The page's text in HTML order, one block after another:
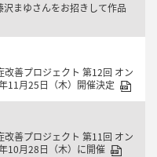
まゆさんをお招きして作品
善プロジェクト 第12回 オン
11月25日（木）開催決定
善プロジェクト 第11回 オン
10月28日（木）に開催